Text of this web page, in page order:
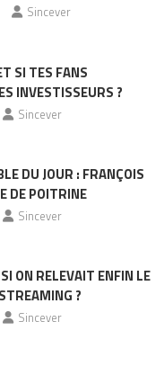
Sincever
SI TES FANS
INVESTISSEURS ?
Sincever
DU JOUR : FRANÇOIS
DE POITRINE
Sincever
ON RELEVAIT ENFIN LE
?
Sincever